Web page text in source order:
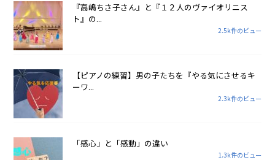
『高嶋ちさ子さん』と『１２人のヴァイオリニス
ト』の...
2.5k件のビュー
【ピアノの練習】男の子たちを『やる気にさせるキ
ーワ...
2.3k件のビュー
「感心」と「感動」の違い
1.3k件のビュー